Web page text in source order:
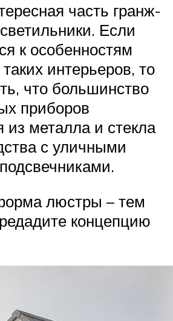
часть гранж-
Если
к особенностям
интерьеров, то
что большинство
приборов
из металла и стекла
с уличными
люстры – тем
концепцию